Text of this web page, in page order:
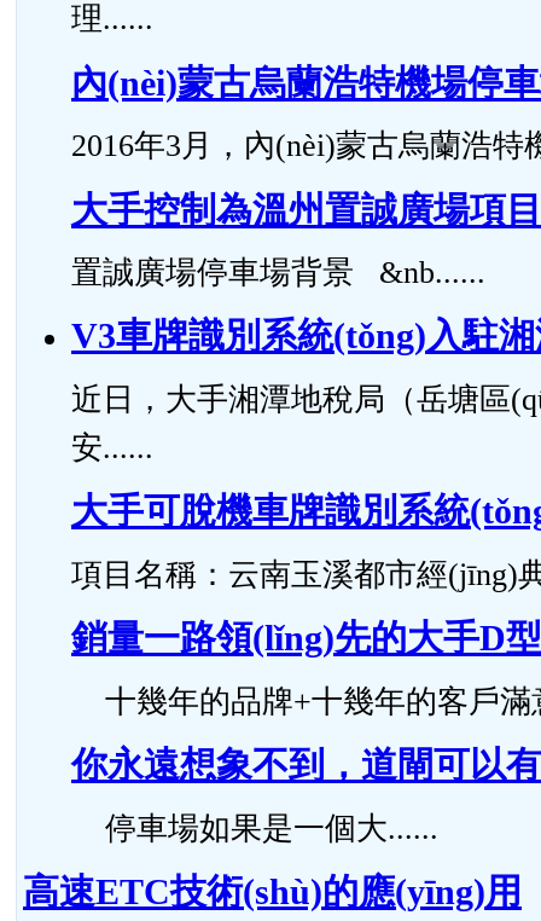
理......
內(nèi)蒙古烏蘭浩特機場停
2016年3月，內(nèi)蒙古烏蘭浩
大手控制為溫州置誠廣場項
置誠廣場停車場背景 &nb......
V3車牌識別系統(tǒng)入駐
近日，大手湘潭地稅局（岳塘區
安......
大手可脫機車牌識別系統
項目名稱：云南玉溪都市經(jīng)
銷量一路領(lǐng)先的大手D
十幾年的品牌+十幾年的客戶滿
你永遠想象不到，道閘可以
停車場如果是一個大......
高速ETC技術(shù)的應(yīng)用